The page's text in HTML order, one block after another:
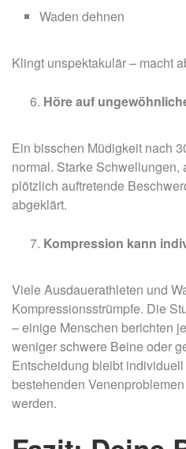
Waden dehnen
Klingt unspektakulär – macht
Höre auf
Ein bisschen Müdigkeit nach
normal. Starke
plötzlich auftretende
abgeklärt.
Kompression kann
Viele Ausdauerathleten und
Kompressionsstrümpfe. Die
– einige Menschen berichten
weniger schwere Beine oder
Entscheidung bleibt
bestehenden
werden.